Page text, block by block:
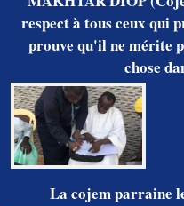
respect à tous ceux qui
prouve qu'il ne mérite
chose
La cojem parraine